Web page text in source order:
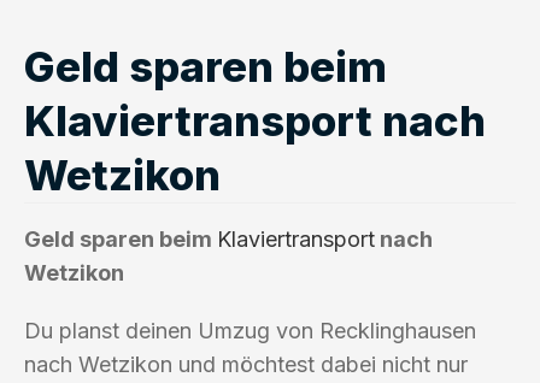
Geld sparen beim
Klaviertransport nach
Wetzikon
Geld sparen beim Klaviertransport nach
Wetzikon
Du planst deinen Umzug von Recklinghausen
nach Wetzikon und möchtest dabei nicht nur